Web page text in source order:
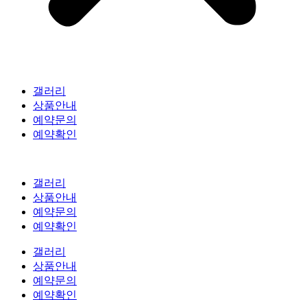
갤러리
상품안내
예약문의
예약확인
갤러리
상품안내
예약문의
예약확인
갤러리
상품안내
예약문의
예약확인